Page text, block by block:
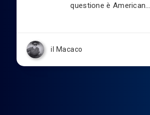
questione è American…
il Macaco